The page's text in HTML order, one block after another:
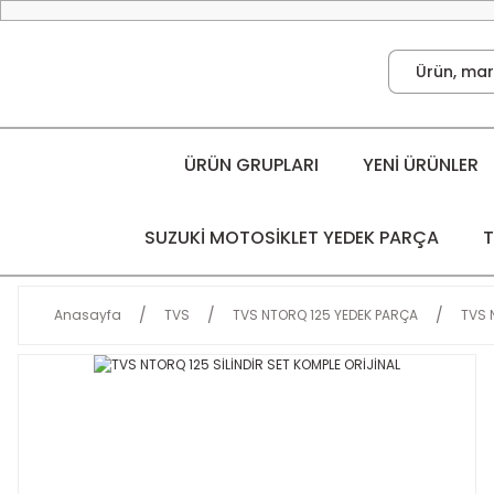
ÜRÜN GRUPLARI YENİ ÜRÜNLER
SUZUKİ MOTOSİKLET YEDEK PARÇA
Anasayfa TVS TVS NTORQ 125 YEDEK PARÇA TVS